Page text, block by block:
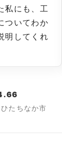
私にも、工
ついてわか
明してくれ
たちなか市